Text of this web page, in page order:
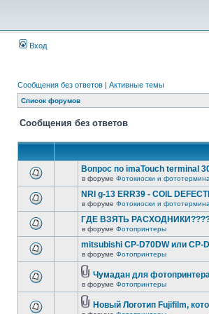
Вход
Сообщения без ответов | Активные темы
Список форумов
Сообщения без ответов
Вопрос по imaTouch terminal
в форуме Фотокиоски и
NRI g-13 ERR39 - COIL
в форуме Фотокиоски и
ГДЕ ВЗЯТЬ
в форуме Фотопринтеры
mitsubishi CP-D70DW или CP-
в форуме Фотопринтеры
Чумадан для
в форуме Фотопринтеры
Новый Логотип Fujifilm,